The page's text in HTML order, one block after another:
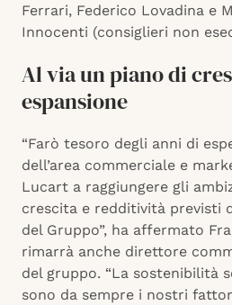
Ferrari, Federico Lovadina e
Innocenti (consiglieri non
Al via un piano di
espansione
“Farò tesoro degli anni di
dell’area commerciale e
Lucart a raggiungere gli
crescita e redditività previsti
del Gruppo”, ha affermato
rimarrà anche direttore
del gruppo. “La sostenibilità
sono da sempre i nostri